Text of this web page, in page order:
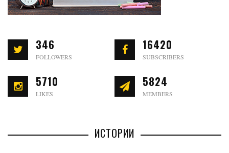
346
FOLLOWERS
16420
SUBSCRIBERS
5710
LIKES
5824
MEMBERS
ИСТОРИИ